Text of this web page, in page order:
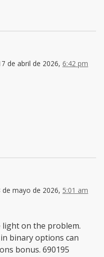
de abril de 2026, 6:42 pm
de mayo de 2026, 5:01 am
light on the problem.
binary options can
bonus. 690195